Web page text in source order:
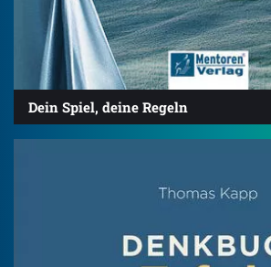
Dein Spiel, deine Regeln